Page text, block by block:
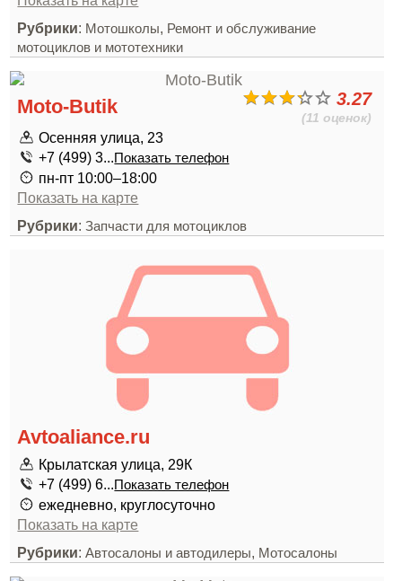
Рубрики: Мотошколы, Ремонт и обслуживание
мотоциклов и мототехники
3.27
(11 оценок)
Moto-Butik
Осенняя улица, 23
+7 (499) 3...Показать телефон
пн-пт 10:00–18:00
Показать на карте
Рубрики:Запчасти для мотоциклов
Avtoaliance.ru
Крылатская улица, 29К
+7 (499) 6...Показать телефон
ежедневно, круглосуточно
Показать на карте
Рубрики:Автосалоны и автодилеры, Мотосалоны